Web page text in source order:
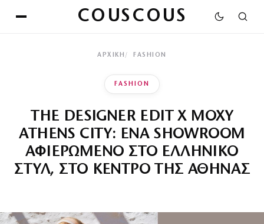
COUSCOUS
ΑΡΧΙΚΉ FASHION
FASHION
THE DESIGNER EDIT X MOXY
ATHENS CITY: ΕΝΑ SHOWROOM
ΑΦΙΕΡΩΜΕΝΟ ΣΤΟ ΕΛΛΗΝΙΚΟ
ΣΤΥΛ, ΣΤΟ ΚΕΝΤΡΟ ΤΗΣ ΑΘΗΝΑΣ